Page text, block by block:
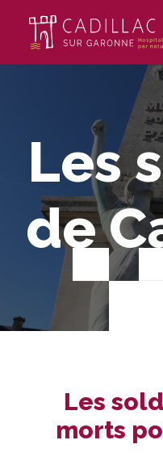
Les
de
Les
morts